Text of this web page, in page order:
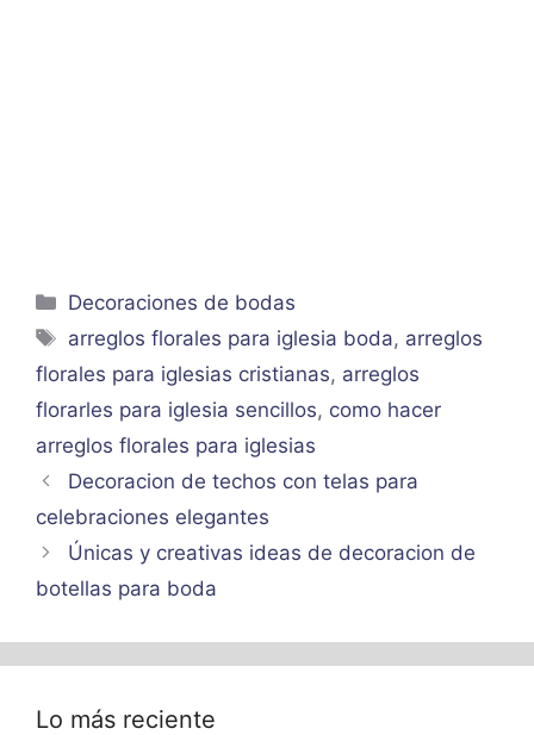
Categorías
Decoraciones de bodas
Etiquetas
arreglos florales para iglesia boda, arreglos
florales para iglesias cristianas, arreglos
florarles para iglesia sencillos, como hacer
arreglos florales para iglesias
Decoracion de techos con telas para
celebraciones elegantes
Únicas y creativas ideas de decoracion de
botellas para boda
Lo más reciente